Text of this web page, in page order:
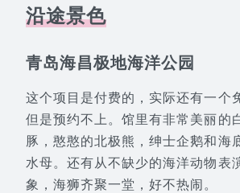
沿途景色
青岛海昌极地海洋公园
这个项目是付费的，实际还有一个
但是预约不上。馆里有非常美丽的
豚，憨憨的北极熊，绅士企鹅和海
水母。还有从不缺少的海洋动物表
象，海狮齐聚一堂，好不热闹。